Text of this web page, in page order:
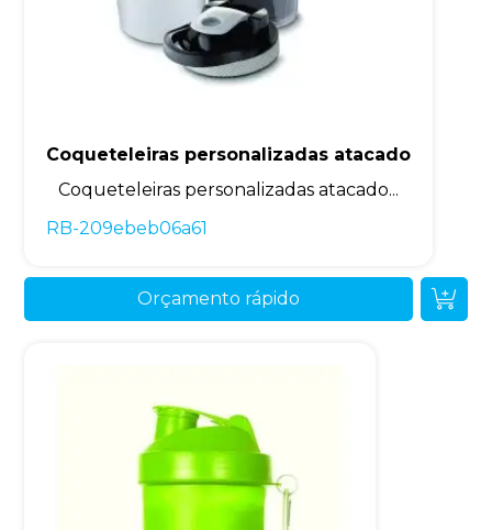
Coqueteleiras personalizadas atacado
Coqueteleiras personalizadas atacado...
RB-209ebeb06a61
Orçamento rápido